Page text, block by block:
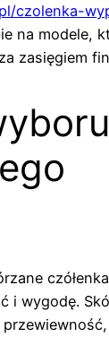
czolenka-
na modele,
zasięgiem
i wygodę.